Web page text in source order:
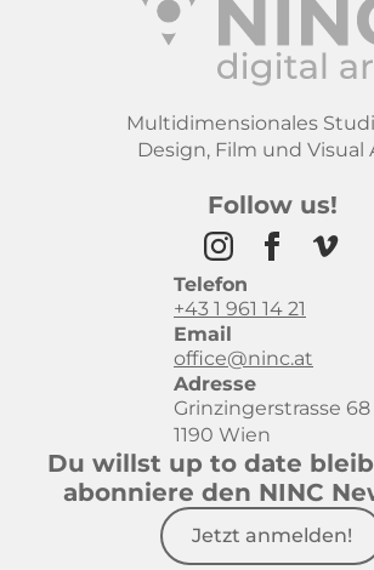
Multidimensionales
Design, Film und Visual
Follow us!
Telefon
+43 1 961 14 21
Email
office@ninc.at
Adresse
Grinzingerstrasse 68
1190 Wien
Du willst up to date
abonniere den NINC
Jetzt anmelden!